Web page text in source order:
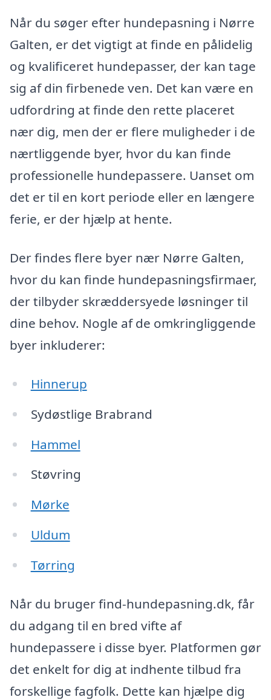
Når du søger efter hundepasning i Nørre
Galten, er det vigtigt at finde en pålidelig
og kvalificeret hundepasser, der kan tage
sig af din firbenede ven. Det kan være en
udfordring at finde den rette placeret
nær dig, men der er flere muligheder i de
nærtliggende byer, hvor du kan finde
professionelle hundepassere. Uanset om
det er til en kort periode eller en længere
ferie, er der hjælp at hente.
Der findes flere byer nær Nørre Galten,
hvor du kan finde hundepasningsfirmaer,
der tilbyder skræddersyede løsninger til
dine behov. Nogle af de omkringliggende
byer inkluderer:
Hinnerup
Sydøstlige Brabrand
Hammel
Støvring
Mørke
Uldum
Tørring
Når du bruger find-hundepasning.dk, får
du adgang til en bred vifte af
hundepassere i disse byer. Platformen gør
det enkelt for dig at indhente tilbud fra
forskellige fagfolk. Dette kan hjælpe dig